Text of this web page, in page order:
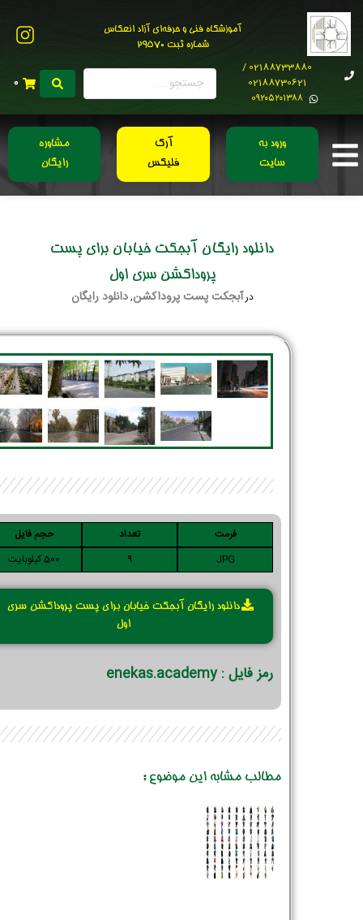
آموزشگاه فنی و حرفه‌ای آزاد انعکاس
شماره ثبت 29570
02188733880 /
02188730621
0۹۲۰۵۲۰۱۳۸۸
0
ورود به
سایت
آرک
فلیکس
مشاوره
رایگان
دانلود رایگان آبجکت خیابان برای پست
پروداکشن سری اول
درآبجکت پست پروداکشن,دانلود رایگان
دانلود رایگان آبجکت خیابان برای پست پروداکشن سری
اول
رمز فایل : enekas.academy
فرمت تعداد
حجم فایل
JPG
9 500 کیلوبایت
مطالب مشابه این موضوع :